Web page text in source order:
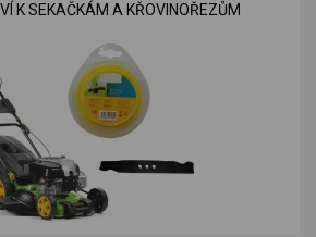
K SEKAČKÁM A KŘOVINOŘEZŮM